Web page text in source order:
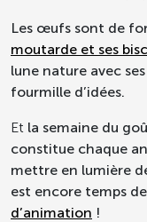
Les œufs sont de
moutarde et ses
lune nature avec
fourmille d’idées.
Et la semaine du
constitue chaque
mettre en lumière
est encore temps
d’animation !